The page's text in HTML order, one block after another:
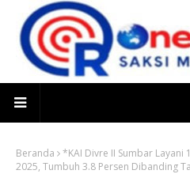
Beranda
*KAI Divre II Sumbar Layani
2025, Tumbuh 3.8 Persen Dibanding